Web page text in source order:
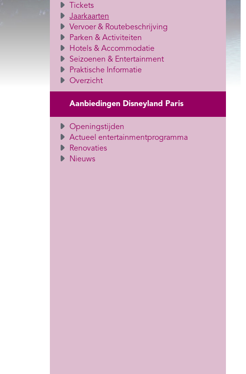
Tickets
Jaarkaarten
Vervoer & Routebeschrijving
Parken & Activiteiten
Hotels & Accommodatie
Seizoenen & Entertainment
Praktische Informatie
Overzicht
Aanbiedingen Disneyland Paris
Openingstijden
Actueel entertainmentprogramma
Renovaties
Nieuws